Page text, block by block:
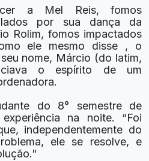
a Mel Reis, fomos
por sua dança da
Rolim, fomos impactados
ele mesmo disse , o
nome, Márcio (do latim,
o espírito de um
do 8° semestre de
na noite. “Foi
independentemente do
ele se resolve, e